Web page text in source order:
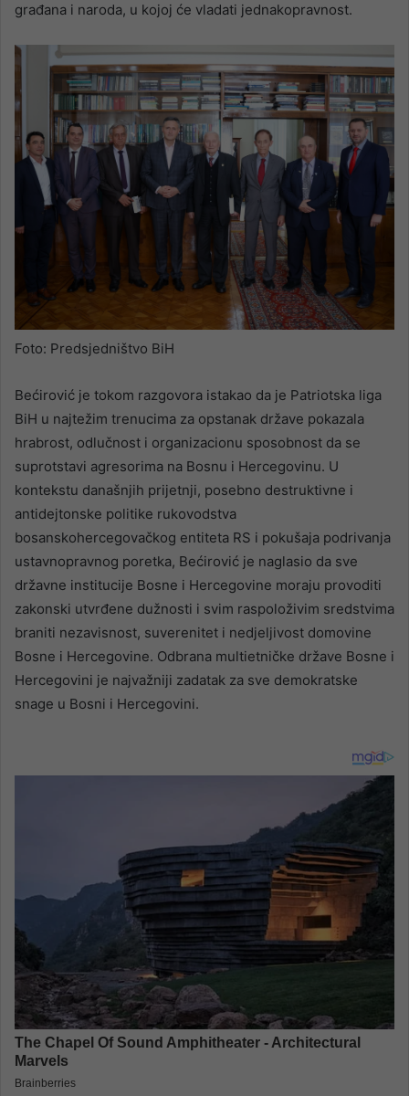
građana i naroda, u kojoj će vladati jednakopravnost.
Foto: Predsjedništvo BiH
Bećirović je tokom razgovora istakao da je Patriotska liga
BiH u najtežim trenucima za opstanak države pokazala
hrabrost, odlučnost i organizacionu sposobnost da se
suprotstavi agresorima na Bosnu i Hercegovinu. U
kontekstu današnjih prijetnji, posebno destruktivne i
antidejtonske politike rukovodstva
bosanskohercegovačkog entiteta RS i pokušaja podrivanja
ustavnopravnog poretka, Bećirović je naglasio da sve
državne institucije Bosne i Hercegovine moraju provoditi
zakonski utvrđene dužnosti i svim raspoloživim sredstvima
braniti nezavisnost, suverenitet i nedjeljivost domovine
Bosne i Hercegovine. Odbrana multietničke države Bosne i
Hercegovini je najvažniji zadatak za sve demokratske
snage u Bosni i Hercegovini.